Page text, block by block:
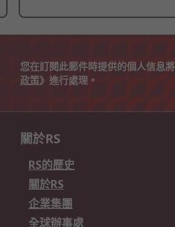
您在訂閱此郵件時提供的個人信息
政策》進行處理。
關於RS
RS的歷史
關於RS
企業集團
全球辦事處